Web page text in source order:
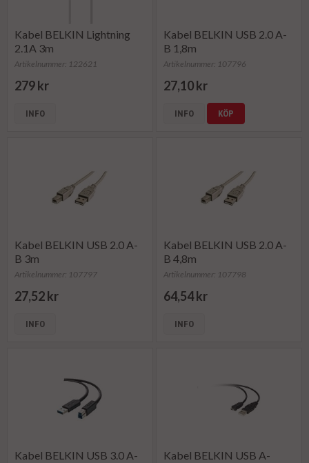
Kabel BELKIN Lightning
2.1A 3m
Artikelnummer: 122621
279 kr
INFO
Kabel BELKIN USB 2.0 A-
B 1,8m
Artikelnummer: 107796
27,10 kr
INFO KÖP
Kabel BELKIN USB 2.0 A-
B 3m
Artikelnummer: 107797
27,52 kr
INFO
Kabel BELKIN USB 2.0 A-
B 4,8m
Artikelnummer: 107798
64,54 kr
INFO
Kabel BELKIN USB 3.0 A-
Kabel BELKIN USB A-